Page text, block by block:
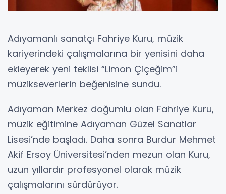
Adıyamanlı sanatçı Fahriye Kuru, müzik
kariyerindeki çalışmalarına bir yenisini daha
ekleyerek yeni teklisi “Limon Çiçeğim”i
müzikseverlerin beğenisine sundu.
Adıyaman Merkez doğumlu olan Fahriye Kuru,
müzik eğitimine Adıyaman Güzel Sanatlar
Lisesi’nde başladı. Daha sonra Burdur Mehmet
Akif Ersoy Üniversitesi’nden mezun olan Kuru,
uzun yıllardır profesyonel olarak müzik
çalışmalarını sürdürüyor.